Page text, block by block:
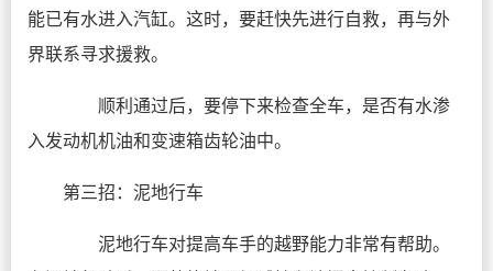
能已有水进入汽缸。这时，要赶快先进行自救，再与外
界联系寻求援救。
顺利通过后，要停下来检查全车，是否有水渗
入发动机机油和变速箱齿轮油中。
第三招：泥地行车
泥地行车对提高车手的越野能力非常有帮助。